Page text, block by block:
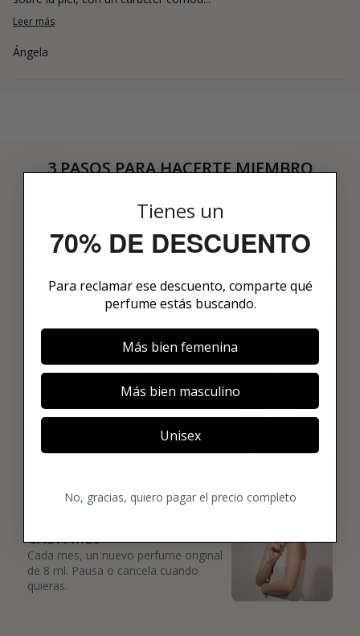
Leer más
Ángela
3 PASOS PARA HACERTE MIEMBRO
01
ENCUENTRA LO QUE TE
GUSTA
añade tus favoritas directamente a tu
02
ELIGE TU PRIMER AROMA
Elige tu favorito. Tu primer perfume de
lujo se enviará justo después de la
compra.
03
CADA MES
Cada mes, un nuevo perfume original
de 8 ml. Pausa o cancela cuando
quieras.
Tienes un
70% DE DESCUENTO
Para reclamar ese descuento, comparte qué
perfume estás buscando.
Más bien femenina
Más bien masculino
Unisex
No, gracias, quiero pagar el precio completo